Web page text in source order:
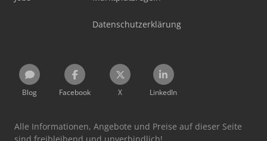
Datenschutzerklärung
Blog Facebook X LinkedIn
Alle Informationen, Angebote und Preise auf dieser Seite